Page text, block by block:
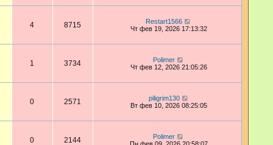
4 8715
Restart1566
Чт фев 19, 2026 17:13:32
1 3734
Polimer
Чт фев 12, 2026 21:05:26
0 2571
piligrim130
Вт фев 10, 2026 08:25:05
0 2144
Polimer